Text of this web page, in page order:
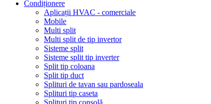
Condiționere
Aplicații HVAC - comerciale
Mobile
Multi split
Multi split de tip invertor
Sisteme split
Sisteme split tip inverter
Split tip coloana
Split tip duct
Splituri de tavan sau pardoseala
Splituri tip caseta